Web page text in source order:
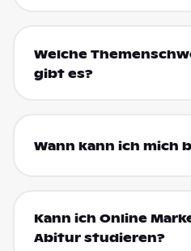
Welche
gibt es?
Wann kann ich mich
Kann ich Online
Abitur studieren?